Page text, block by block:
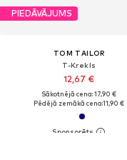
PIEDĀVĀJUMS
TOM TAILOR
T-Krekls
12,67 €
Sākotnējā cena: 17,90 €
Pēdējā zemākā cena:11,90 €